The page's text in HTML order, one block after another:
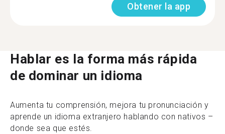
Obtener la app
Hablar es la forma más rápida
de dominar un idioma
Aumenta tu comprensión, mejora tu pronunciación y
aprende un idioma extranjero hablando con nativos –
donde sea que estés.